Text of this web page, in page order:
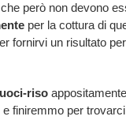
però non devono
per la cottura di
fornirvi un risultato
riso
finiremmo per